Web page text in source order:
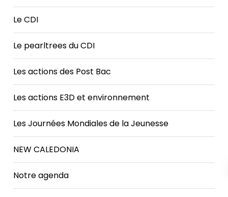
Le CDI
Le pearltrees du CDI
Les actions des Post Bac
Les actions E3D et environnement
Les Journées Mondiales de la Jeunesse
NEW CALEDONIA
Notre agenda